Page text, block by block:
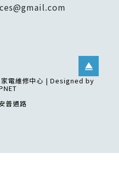
電維修中心 | Designed by
普通路